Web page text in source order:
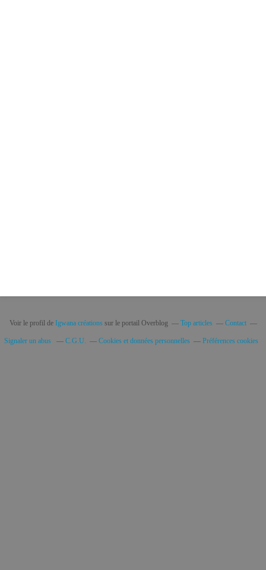
Voir le profil de Igwana créationssur le portail Overblog Top articles Contact
Signaler un abus C.G.U. Cookies et données personnelles Préférences cookies